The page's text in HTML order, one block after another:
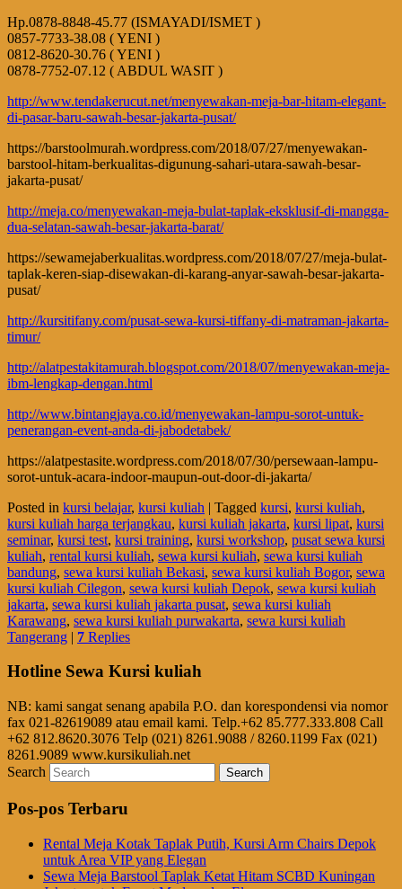
Hp.0878-8848-45.77 (ISMAYADI/ISMET )
0857-7733-38.08 ( YENI )
0812-8620-30.76 ( YENI )
0878-7752-07.12 ( ABDUL WASIT )
http://www.tendakerucut.net/menyewakan-meja-bar-hitam-elegant-
di-pasar-baru-sawah-besar-jakarta-pusat/
https://barstoolmurah.wordpress.com/2018/07/27/menyewakan-
barstool-hitam-berkualitas-digunung-sahari-utara-sawah-besar-
jakarta-pusat/
http://meja.co/menyewakan-meja-bulat-taplak-eksklusif-di-mangga-
dua-selatan-sawah-besar-jakarta-barat/
https://sewamejaberkualitas.wordpress.com/2018/07/27/meja-bulat-
taplak-keren-siap-disewakan-di-karang-anyar-sawah-besar-jakarta-
pusat/
http://kursitifany.com/pusat-sewa-kursi-tiffany-di-matraman-jakarta-
timur/
http://alatpestakitamurah.blogspot.com/2018/07/menyewakan-meja-
ibm-lengkap-dengan.html
http://www.bintangjaya.co.id/menyewakan-lampu-sorot-untuk-
penerangan-event-anda-di-jabodetabek/
https://alatpestasite.wordpress.com/2018/07/30/persewaan-lampu-
sorot-untuk-acara-indoor-maupun-out-door-di-jakarta/
Posted in kursi belajar, kursi kuliah | Tagged kursi, kursi kuliah,
kursi kuliah harga terjangkau, kursi kuliah jakarta, kursi lipat, kursi
seminar, kursi test, kursi training, kursi workshop, pusat sewa kursi
kuliah, rental kursi kuliah, sewa kursi kuliah, sewa kursi kuliah
bandung, sewa kursi kuliah Bekasi, sewa kursi kuliah Bogor, sewa
kursi kuliah Cilegon, sewa kursi kuliah Depok, sewa kursi kuliah
jakarta, sewa kursi kuliah jakarta pusat, sewa kursi kuliah
Karawang, sewa kursi kuliah purwakarta, sewa kursi kuliah
Tangerang | 7 Replies
Hotline Sewa Kursi kuliah
NB: kami sangat senang apabila P.O. dan korespondensi via nomor
fax 021-82619089 atau email kami. Telp.+62 85.777.333.808 Call
+62 812.8620.3076 Telp (021) 8261.9088 / 8260.1199 Fax (021)
8261.9089 www.kursikuliah.net
Search
Pos-pos Terbaru
Rental Meja Kotak Taplak Putih, Kursi Arm Chairs Depok
untuk Area VIP yang Elegan
Sewa Meja Barstool Taplak Ketat Hitam SCBD Kuningan